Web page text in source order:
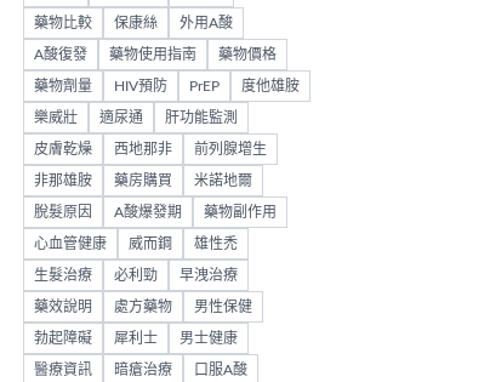
藥物比較 保康絲 外用A酸
A酸復發 藥物使用指南 藥物價格
藥物劑量 HIV預防 PrEP 度他雄胺
樂威壯 適尿通 肝功能監測
皮膚乾燥 西地那非 前列腺增生
非那雄胺 藥房購買 米諾地爾
脫髮原因 A酸爆發期 藥物副作用
心血管健康 威而鋼 雄性禿
生髮治療 必利勁 早洩治療
藥效說明 處方藥物 男性保健
勃起障礙 犀利士 男士健康
醫療資訊 暗瘡治療 口服A酸